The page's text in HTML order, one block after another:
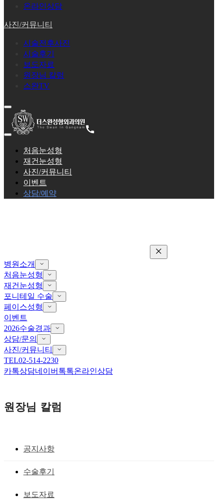
온라인상담
사진/커뮤니티
시술전후사진
시술후기
보도자료
원장님 칼럼
스완TV
처음눈성형
재건눈성형
사진/커뮤니티
이벤트
상담/예약
병원소개
처음눈성형
재건눈성형
포니테일 수술
페이스성형
이벤트
2026수술경과
상담/문의
사진/커뮤니티
TEL02-514-2230
카톡상담네이버톡톡온라인상담
원장님 칼럼
공지사항
수술후기
보도자료
앞트임 흉터를 남기지 않으려면 - 노마드